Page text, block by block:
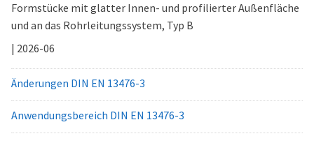
Formstücke mit glatter Innen- und profilierter Außenfläche
und an das Rohrleitungssystem, Typ B
| 2026-06
Änderungen DIN EN 13476-3
Anwendungsbereich DIN EN 13476-3